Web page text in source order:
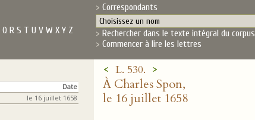
Q R S T U V W X Y Z
Correspondants
Rechercher dans le texte intégral du corpus
Commencer à lire les lettres